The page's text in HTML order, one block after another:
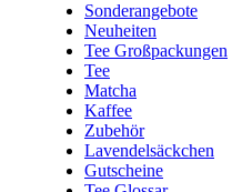
Sonderangebote
Neuheiten
Tee Großpackungen
Tee
Matcha
Kaffee
Zubehör
Lavendelsäckchen
Gutscheine